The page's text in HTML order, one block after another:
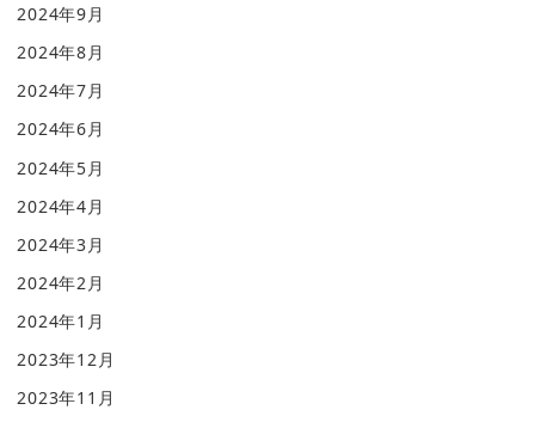
2024年9月
2024年8月
2024年7月
2024年6月
2024年5月
2024年4月
2024年3月
2024年2月
2024年1月
2023年12月
2023年11月